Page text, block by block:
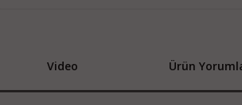
Video Ürün